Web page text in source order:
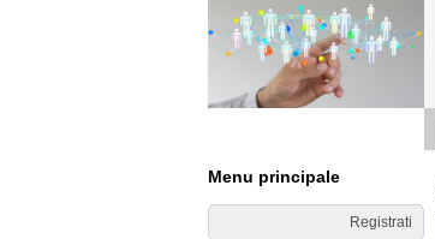
Menu principale
Registrati